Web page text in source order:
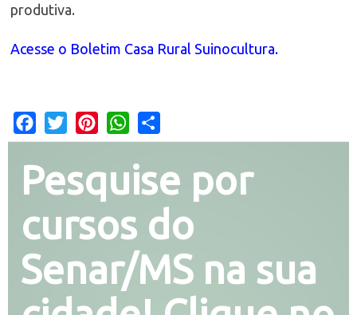
produtiva.
Acesse o Boletim Casa Rural Suinocultura.
Facebook
Twitter PinterestWhatsApp
Pesquise por
cursos do
Senar/MS na sua